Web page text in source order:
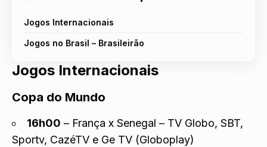
Jogos Internacionais
Jogos no Brasil – Brasileirão
Jogos Internacionais
Copa do Mundo
16h00 – França x Senegal – TV Globo, SBT,
Sportv, CazéTV e Ge TV (Globoplay)